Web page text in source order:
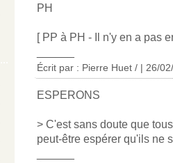
PH
[ PP à PH - Il n'y en a pas
Écrit par : Pierre Huet / | 26/
ESPERONS
> C'est sans doute que
peut-être espérer qu'ils ne